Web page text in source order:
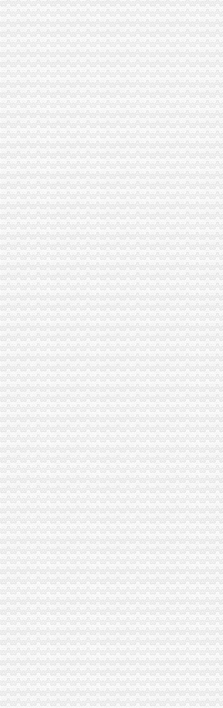
重庆渝开发股份有限公司2011年半年度报告
渝开发：预计2013年度日常关联交易_股票频道_同花顺财经
【重庆铜元局采购招聘网_采购招聘信息】-重庆智联招聘
【重庆铜元局办公室装修公司_小型办公室装修_办公室装修费用】-重
重庆铜元局-搜百科
【重庆铜元局400电话办理公司】-重庆赶集网
铜元局食品品监督管理办公室召开2017年度辖区食品安全工作部署会
【南岸区铜元局街道办】南岸区铜元局街道办电话,南岸区铜元局街道
【铜元局办公电子设备安装_铜元局办公桌椅安装】-58到家
投诉铜元局城管_重庆市公开信箱
107年前第一家本土工业企业铜元局点亮重庆第一盏灯_新浪重庆新闻_
【重庆铜元局公司业务招聘网_公司业务招聘信息】-重庆智联招聘
铜元局办公用品及设备企业名录_铜元局办公用品及设备公司黄页–铜
铜元局单位宿舍_铜元局单位宿舍介绍
铜元局装修_重庆装修公司_装修案例
【铜元局办公用品|铜元局办公设备】-今题铜元局办公用品网
铜元局的由来(外三则)_可之绍仑的心语森林_新浪博客
【重庆铜元局投资理财公司|理财投资产品】-重庆赶集网
百年铜元局的变迁_新浪新闻
【重庆铜元局采购招聘网_采购招聘信息】-重庆智联招聘
关于设立安诚保险销售有限公司铜元局营业部等2家分支机构的批复-
铜元局与大花厅_历史频道_凤凰网
请问南岸区铜元局社区卫生服务中心何时搬迁？_重庆市公开信箱
重庆市国土资源和房屋管理局
铜元局赋(图)_网易新闻
南岸区铜元局监管办开展全国食品安全宣周活动
【重庆铜元局审计验资|公司注册验资|注册公司验资】-重庆赶集网
【重庆铜元局行政经理招聘网_行政经理招聘信息】-重庆智联招聘
关于中国邮政储蓄银行有限责任公司重庆南岸区铜元局支行等10家机构
重庆铜元局公司保洁|重庆铜元局办公用品保洁-重庆比拉网
【重庆铜元局商务办公家具公司|办公家具厂|办公家具定做】-重庆赶集网
南岸区铜元局街道办-城市吧街景地图
轻轨三号线铜元局站到底什么时候开通_重庆市公开信箱
铜元局街道办_电话_地址|在哪里_上班时间-重庆本地宝
后的铜元局：重庆百年“聚宝盆”现已衰败不堪_搜狐文化_搜狐网
【重庆铜元局接待招聘网_接待招聘信息】-重庆智联招聘
铜元局期货_铜元局期货公司_铜元局期货开户-qd8.com.cn
铜元局街道食监办开展餐饮单位油烟污染专项整行动
铜元局街道“两违”办进社区确保换届社区“两违”整工作平稳过渡
户口在南岸区铜元局准生证在哪里办-搜问问
【浙江铜元局大清铜二文版式及其研究】_太雨______新浪博客
【铜元局办公家具维修_铜元局家具维修】-58到家
南岸区铜元局街道办电话,南岸区铜元局街道办电话多少_图吧电话查询
轨道三号线铜元局站预计年内开通-吉屋网
铜元局股票开户_铜元局股票开户服务公司-qd8.com.cn
【铜元局办公耗材回收|铜元局二手办公耗材回收】-今题铜元局办公耗
重庆南岸区铜元局街道食监办开展“柴火”类餐饮单位专项整工
别：男年龄：26地区：重庆重庆南岸区铜元局社区卫生服务中心可以
铜元局食开展蘑菇等三种食用农产品专项抽验工作-重庆市南岸区人民
铜元局-重庆爱问分类
重庆铜元局邮政编码是多少？-家居装修互动问答
关闭的苏州铜元局再起_乐活苏州_中国江苏网
河南铜元局遗址访_收资讯_华夏收网